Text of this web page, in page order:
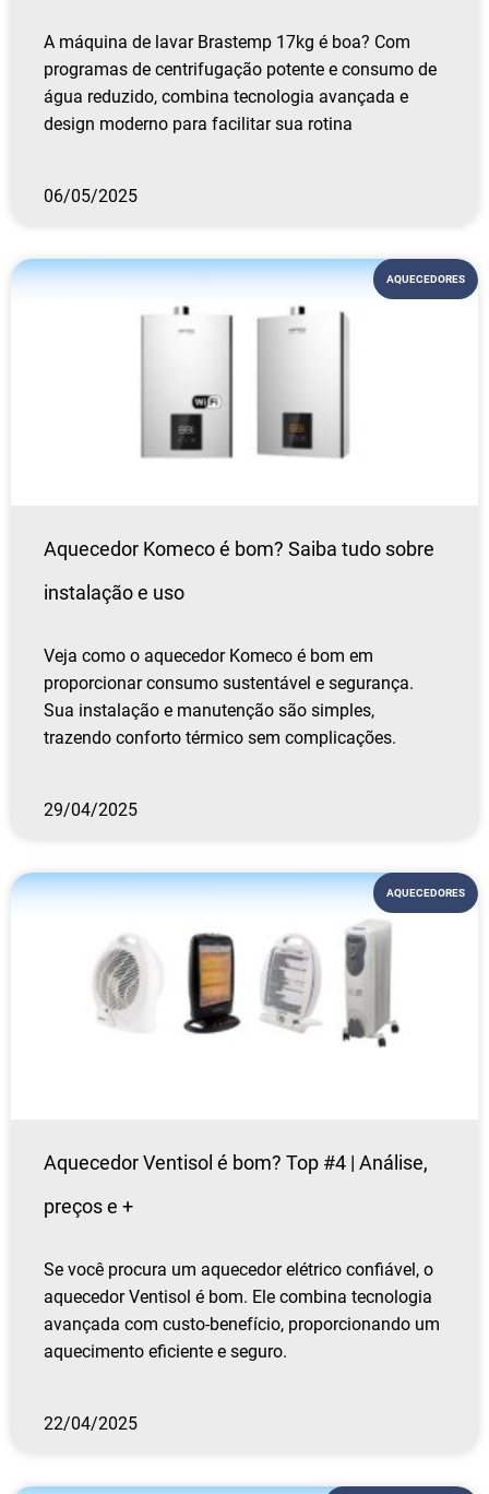
A máquina de lavar Brastemp 17kg é boa? Com
programas de centrifugação potente e consumo de
água reduzido, combina tecnologia avançada e
design moderno para facilitar sua rotina
06/05/2025
AQUECEDORES
Aquecedor Komeco é bom? Saiba tudo sobre
instalação e uso
Veja como o aquecedor Komeco é bom em
proporcionar consumo sustentável e segurança.
Sua instalação e manutenção são simples,
trazendo conforto térmico sem complicações.
29/04/2025
AQUECEDORES
Aquecedor Ventisol é bom? Top #4 | Análise,
preços e +
Se você procura um aquecedor elétrico confiável, o
aquecedor Ventisol é bom. Ele combina tecnologia
avançada com custo-benefício, proporcionando um
aquecimento eficiente e seguro.
22/04/2025